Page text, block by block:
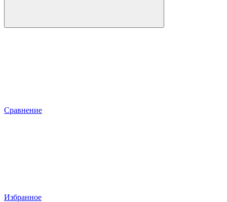
Сравнение
Избранное